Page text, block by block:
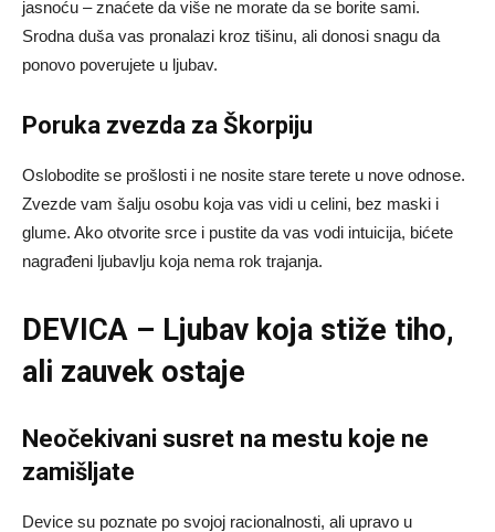
jasnoću – znaćete da više ne morate da se borite sami.
Srodna duša vas pronalazi kroz tišinu, ali donosi snagu da
ponovo poverujete u ljubav.
Poruka zvezda za Škorpiju
Oslobodite se prošlosti i ne nosite stare terete u nove odnose.
Zvezde vam šalju osobu koja vas vidi u celini, bez maski i
glume. Ako otvorite srce i pustite da vas vodi intuicija, bićete
nagrađeni ljubavlju koja nema rok trajanja.
DEVICA – Ljubav koja stiže tiho,
ali zauvek ostaje
Neočekivani susret na mestu koje ne
zamišljate
Device su poznate po svojoj racionalnosti, ali upravo u